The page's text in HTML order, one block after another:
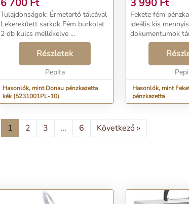
6 700 Ft
Tulajdonságok: Érmetartó tálcával
Lekerekített sarkok Fém burkolat
2 db kulcs mellékelve ...
Részletek
Pepita
Hasonlók, mint Donau pénzkazetta
kék (5231001PL-10)
3 990 Ft
Fekete fém pénzkazetta
ideális kis
dokumentumok
két belső, erős
további rejtett
felső rész alatt 2 kulcs jár
Hasonlók, mint
pénzkazetta
1 2 3 … 6 Következő »